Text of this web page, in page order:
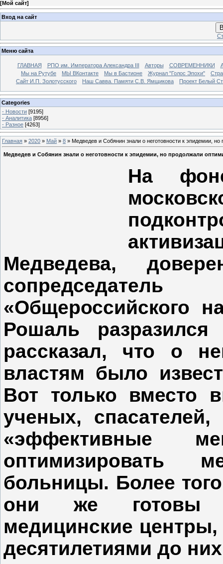
[Мой сайт]
Вход на сайт
Меню сайта
ГЛАВНАЯ РПО им. Императора Александра III Авторы СОВРЕМЕННИКИ
Мы на Рутубе
МЫ ВКонтакте Мы в Бастионе Журнал "Голос Эпохи"
Сайт И.П. Золотусского
Наш Савва. Памяти С.В. Ямщикова Проект Белый
Categories
- Новости [9195]
- Аналитика [8956]
- Разное [4263]
Главная » 2020 » Май » 8 » Медведев и Собянин знали о неготовности к эпидемии,
Медведев и Собянин знали о неготовности к эпидемии, но продолжали
На
Медведева,
«Общероссийского
Рошаль
рассказал, что о
властям было
Вот только вместо
ученых,
«эффективные
оптимизировать
больницы. Более
они же готовы
медицинские центры,
десятилетиями до